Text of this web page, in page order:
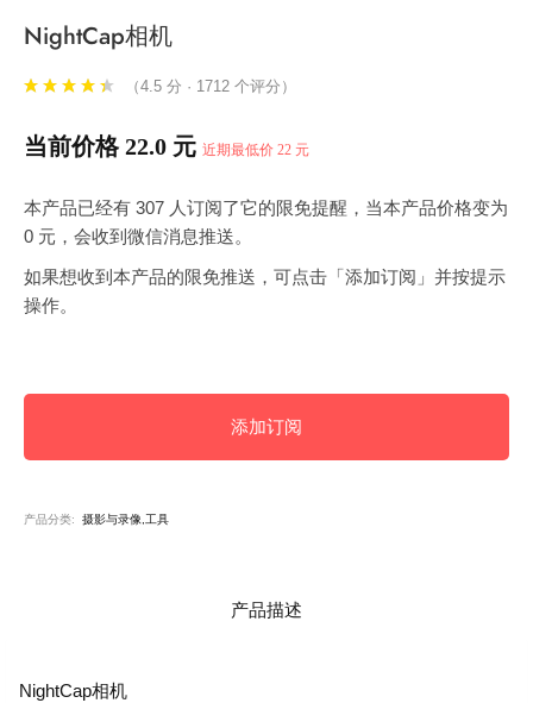
NightCap相机
（4.5 分 · 1712 个评分）
当前价格 22.0 元 近期最低价 22 元
本产品已经有 307 人订阅了它的限免提醒，当本产品价格变为
0 元，会收到微信消息推送。
如果想收到本产品的限免推送，可点击「添加订阅」并按提示
操作。
添加订阅
产品分类: 摄影与录像,工具
产品描述
NightCap相机